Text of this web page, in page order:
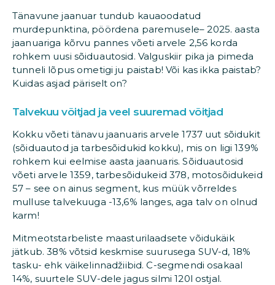
Tänavune jaanuar tundub kauaoodatud
murdepunktina, pöördena paremusele– 2025. aasta
jaanuariga kõrvu pannes võeti arvele 2,56 korda
rohkem uusi sõiduautosid. Valguskiir pika ja pimeda
tunneli lõpus ometigi ju paistab! Või kas ikka paistab?
Kuidas asjad päriselt on?
Talvekuu võitjad ja veel suuremad võitjad
Kokku võeti tänavu jaanuaris arvele 1737 uut sõidukit
(sõiduautod ja tarbesõidukid kokku), mis on ligi 139%
rohkem kui eelmise aasta jaanuaris. Sõiduautosid
võeti arvele 1359, tarbesõidukeid 378, motosõidukeid
57 – see on ainus segment, kus müük võrreldes
mulluse talvekuuga -13,6% langes, aga talv on olnud
karm!
Mitmeotstarbeliste maasturilaadsete võidukäik
jätkub. 38% võtsid keskmise suurusega SUV-d, 18%
tasku- ehk väikelinnadžiibid. C-segmendi osakaal
14%, suurtele SUV-dele jagus silmi 120l ostjal.